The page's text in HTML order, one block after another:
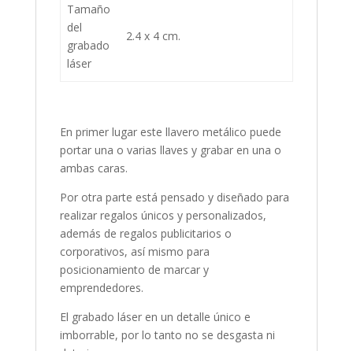
Tamaño
del
grabado
láser
2.4 x 4 cm.
En primer lugar este llavero metálico puede
portar una o varias llaves y grabar en una o
ambas caras.
Por otra parte está pensado y diseñado para
realizar regalos únicos y personalizados,
además de regalos publicitarios o
corporativos, así mismo para
posicionamiento de marcar y
emprendedores.
El grabado láser en un detalle único e
imborrable, por lo tanto no se desgasta ni